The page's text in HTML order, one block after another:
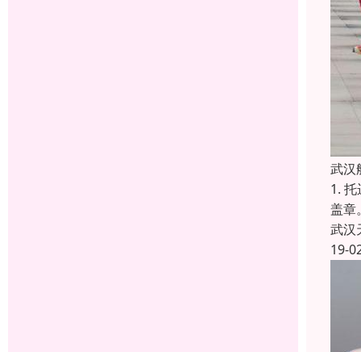
武汉
1.
盖章
武汉
19-